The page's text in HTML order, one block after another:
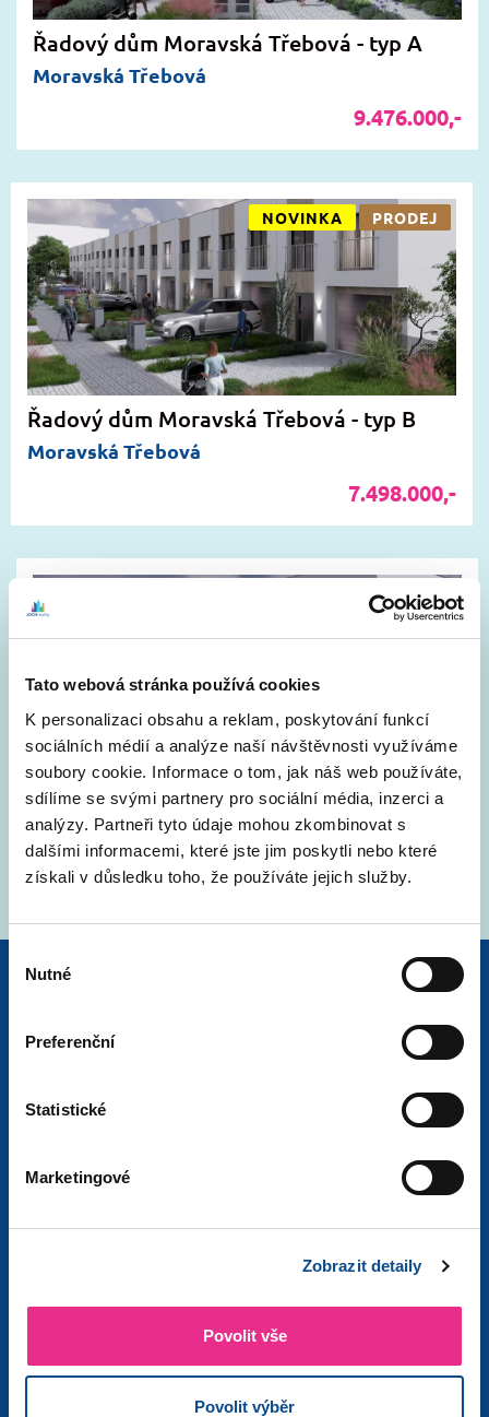
Tato webová stránka používá cookies
K personalizaci obsahu a reklam, poskytování funkcí
sociálních médií a analýze naší návštěvnosti využíváme
soubory cookie. Informace o tom, jak náš web používáte,
sdílíme se svými partnery pro sociální média, inzerci a
analýzy. Partneři tyto údaje mohou zkombinovat s
dalšími informacemi, které jste jim poskytli nebo které
získali v důsledku toho, že používáte jejich služby.
souhlasu
Nutné
Preferenční
Statistické
Marketingové
Zobrazit detaily
Povolit vše
Povolit výběr
Řadový dům Moravská Třebová - typ A
Moravská Třebová
9.476.000,-
NOVINKA PRODEJ
Řadový dům Moravská Třebová - typ B
Moravská Třebová
7.498.000,-
PRODEJ
Řadový dům Moravská Třebová - typ C
Moravská Třebová
6.464.000,-
Náhledy smluv
KONTAKTY